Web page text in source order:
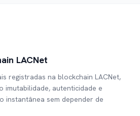
LACNet
registradas na blockchain LACNet,
imutabilidade, autenticidade e
instantânea sem depender de